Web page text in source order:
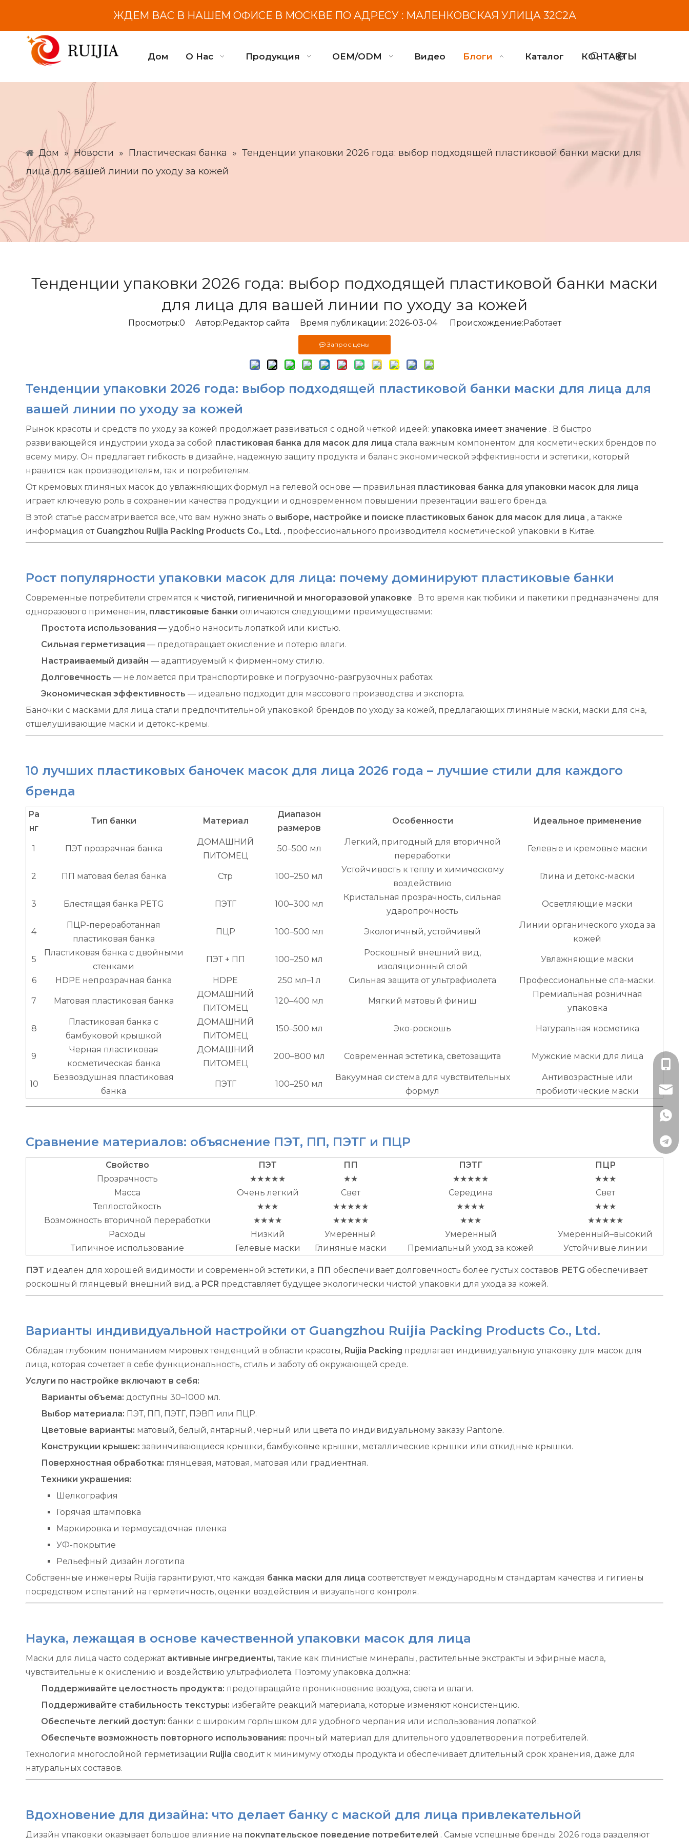
ЖДЕМ ВАС В НАШЕМ ОФИСЕ В МОСКВЕ ПО АДРЕСУ : МАЛЕНКОВСКАЯ УЛИЦА 32С2А
Дом О Нас Продукция OEM/ODM Видео Блоги Каталог КОНТАКТЫ
Дом » Новости » Пластическая банка » Тенденции упаковки 2026 года: выбор подходящей пластиковой банки маски для
лица для вашей линии по уходу за кожей
Тенденции упаковки 2026 года: выбор подходящей пластиковой банки маски
для лица для вашей линии по уходу за кожей
Просмотры:0 Автор:Pедактор сайта Время публикации: 2026-03-04 Происхождение:Работает
Запрос цены
Тенденции упаковки 2026 года: выбор подходящей пластиковой банки маски для лица для
вашей линии по уходу за кожей
Рынок красоты и средств по уходу за кожей продолжает развиваться с одной четкой идеей: упаковка имеет значение . В быстро
развивающейся индустрии ухода за собой пластиковая банка для масок для лица стала важным компонентом для косметических брендов по
всему миру. Он предлагает гибкость в дизайне, надежную защиту продукта и баланс экономической эффективности и эстетики, который
нравится как производителям, так и потребителям.
От кремовых глиняных масок до увлажняющих формул на гелевой основе — правильная пластиковая банка для упаковки масок для лица
играет ключевую роль в сохранении качества продукции и одновременном повышении презентации вашего бренда.
В этой статье рассматривается все, что вам нужно знать о выборе, настройке и поиске пластиковых банок для масок для лица , а также
информация от Guangzhou Ruijia Packing Products Co., Ltd. , профессионального производителя косметической упаковки в Китае.
Рост популярности упаковки масок для лица: почему доминируют пластиковые банки
Современные потребители стремятся к чистой, гигиеничной и многоразовой упаковке . В то время как тюбики и пакетики предназначены для
одноразового применения, пластиковые банки отличаются следующими преимуществами:
Простота использования — удобно наносить лопаткой или кистью.
Сильная герметизация — предотвращает окисление и потерю влаги.
Настраиваемый дизайн — адаптируемый к фирменному стилю.
Долговечность — не ломается при транспортировке и погрузочно-разгрузочных работах.
Экономическая эффективность — идеально подходит для массового производства и экспорта.
Баночки с масками для лица стали предпочтительной упаковкой брендов по уходу за кожей, предлагающих глиняные маски, маски для сна,
отшелушивающие маски и детокс-кремы.
10 лучших пластиковых баночек масок для лица 2026 года – лучшие стили для каждого
бренда
Ра
нг
Тип банки Материал
Диапазон
размеров
Особенности Идеальное применение
1 ПЭТ прозрачная банка
ДОМАШНИЙ
ПИТОМЕЦ
50–500 мл
Легкий, пригодный для вторичной
переработки
Гелевые и кремовые маски
2 ПП матовая белая банка Стр 100–250 мл
Устойчивость к теплу и химическому
воздействию
Глина и детокс-маски
3 Блестящая банка PETG ПЭТГ 100–300 мл
Кристальная прозрачность, сильная
ударопрочность
Осветляющие маски
4
ПЦР-переработанная
пластиковая банка
ПЦР 100–500 мл Экологичный, устойчивый
Линии органического ухода за
кожей
5
Пластиковая банка с двойными
стенками
ПЭТ + ПП 100–250 мл
Роскошный внешний вид,
изоляционный слой
Увлажняющие маски
6 HDPE непрозрачная банка HDPE 250 мл–1 л Сильная защита от ультрафиолета Профессиональные спа-маски.
7 Матовая пластиковая банка
ДОМАШНИЙ
ПИТОМЕЦ
120–400 мл Мягкий матовый финиш
Премиальная розничная
упаковка
8
Пластиковая банка с
бамбуковой крышкой
ДОМАШНИЙ
ПИТОМЕЦ
150–500 мл Эко-роскошь Натуральная косметика
9
Черная пластиковая
косметическая банка
ДОМАШНИЙ
ПИТОМЕЦ
200–800 мл Современная эстетика, светозащита Мужские маски для лица
10
Безвоздушная пластиковая
банка
ПЭТГ 100–250 мл
Вакуумная система для чувствительных
формул
Антивозрастные или
пробиотические маски
Сравнение материалов: объяснение ПЭТ, ПП, ПЭТГ и ПЦР
Свойство ПЭТ ПП ПЭТГ
ПЦР
Прозрачность
★★★★★ ★★ ★★★★★
★★★
Масса
Очень легкий Свет Середина
Свет
Теплостойкость
★★★ ★★★★★ ★★★★
★★★
Возможность вторичной переработки
★★★★ ★★★★★ ★★★
★★★★★
Расходы
Низкий Умеренный Умеренный
Умеренный–высокий
Типичное использование
Гелевые маски Глиняные маски Премиальный уход за кожей Устойчивые линии
ПЭТ идеален для хорошей видимости и современной эстетики, а ПП обеспечивает долговечность более густых составов. PETG обеспечивает
роскошный глянцевый внешний вид, а PCR представляет будущее экологически чистой упаковки для ухода за кожей.
Варианты индивидуальной настройки от Guangzhou Ruijia Packing Products Co., Ltd.
Обладая глубоким пониманием мировых тенденций в области красоты, Ruijia Packing предлагает индивидуальную упаковку для масок для
лица, которая сочетает в себе функциональность, стиль и заботу об окружающей среде.
Услуги по настройке включают в себя:
Варианты объема: доступны 30–1000 мл.
Выбор материала: ПЭТ, ПП, ПЭТГ, ПЭВП или ПЦР.
Цветовые варианты: матовый, белый, янтарный, черный или цвета по индивидуальному заказу Pantone.
Конструкции крышек: завинчивающиеся крышки, бамбуковые крышки, металлические крышки или откидные крышки.
Поверхностная обработка: глянцевая, матовая, матовая или градиентная.
Техники украшения:
Шелкография
Горячая штамповка
Маркировка и термоусадочная пленка
УФ-покрытие
Рельефный дизайн логотипа
Собственные инженеры Ruijia гарантируют, что каждая банка маски для лица соответствует международным стандартам качества и гигиены
посредством испытаний на герметичность, оценки воздействия и визуального контроля.
Наука, лежащая в основе качественной упаковки масок для лица
Маски для лица часто содержат активные ингредиенты,такие как глинистые минералы, растительные экстракты и эфирные масла,
чувствительные к окислению и воздействию ультрафиолета. Поэтому упаковка должна:
Поддерживайте целостность продукта: предотвращайте проникновение воздуха, света и влаги.
Поддерживайте стабильность текстуры: избегайте реакций материала, которые изменяют консистенцию.
Обеспечьте легкий доступ: банки с широким горлышком для удобного черпания или использования лопаткой.
Обеспечьте возможность повторного использования: прочный материал для длительного удовлетворения потребителей.
Технология многослойной герметизации Ruijia сводит к минимуму отходы продукта и обеспечивает длительный срок хранения, даже для
натуральных составов.
Вдохновение для дизайна: что делает банку с маской для лица привлекательной
Дизайн упаковки оказывает большое влияние на покупательское поведение потребителей . Самые успешные бренды 2026 года разделяют
+86-